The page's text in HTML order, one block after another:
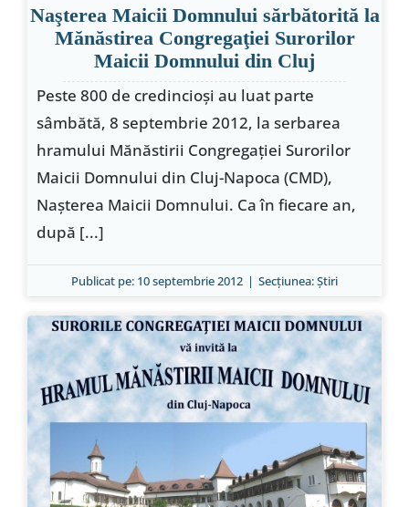
Naşterea Maicii Domnului sărbătorită la
Mănăstirea Congregaţiei Surorilor
Maicii Domnului din Cluj
Peste 800 de credincioşi au luat parte
sâmbătă, 8 septembrie 2012, la serbarea
hramului Mănăstirii Congregaţiei Surorilor
Maicii Domnului din Cluj-Napoca (CMD),
Naşterea Maicii Domnului. Ca în fiecare an,
după [...]
Publicat pe: 10 septembrie 2012 | Secțiunea:Ştiri